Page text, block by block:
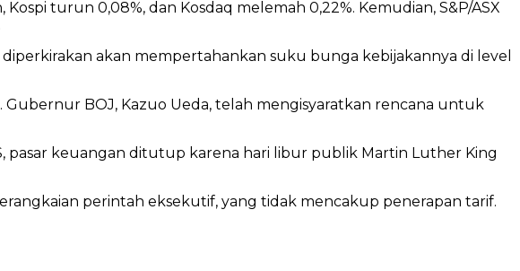
turun 0,08%, dan Kosdaq melemah 0,22%. Kemudian, S&P/ASX
akan mempertahankan suku bunga kebijakannya di level
BOJ, Kazuo Ueda, telah mengisyaratkan rencana untuk
pasar keuangan ditutup karena hari libur publik Martin Luther King
perintah eksekutif, yang tidak mencakup penerapan tarif.